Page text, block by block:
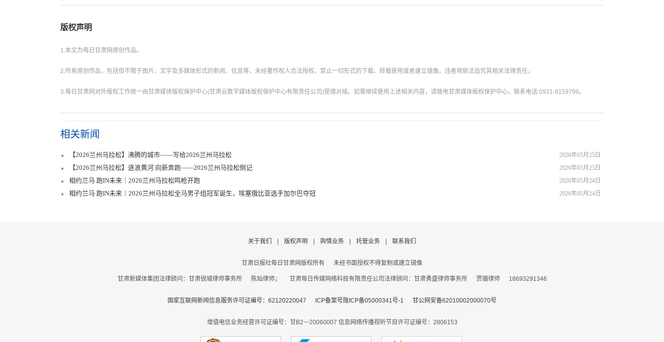
版权声明
1.本文为每日甘肃网原创作品。
2.所有原创作品，包括但不限于图片、文字及多媒体形式的新闻、信息等，未经著作权人合法授权，禁止一切形式的下载、转载使用或者建立镜像。违者将依法追究其相关法律责任。
3.每日甘肃网对外版权工作统一由甘肃媒体版权保护中心(甘肃云数字媒体版权保护中心有限责任公司)受理对接。如需继续使用上述相关内容，请致电甘肃媒体版权保护中心，联系电话:0931-8159799。
相关新闻
2026年05月25日
【2026兰州马拉松】沸腾的城市——写给2026兰州马拉松
2026年05月25日
【2026兰州马拉松】逐浪黄河 向新奔跑——2026兰州马拉松侧记
2026年05月24日
相约兰马 跑IN未来｜2026兰州马拉松鸣枪开跑
2026年05月24日
相约兰马 跑IN未来｜2026兰州马拉松全马男子组冠军诞生，埃塞俄比亚选手加尔巴夺冠
关于我们 版权声明 舆情业务 托管业务 联系我们
甘肃日报社每日甘肃网版权所有 未经书面授权不得复制或建立镜像
甘肃新媒体集团法律顾问：甘肃锐城律师事务所 陈灿律师； 甘肃每日传媒网络科技有限责任公司法律顾问：甘肃勇盛律师事务所 贾璐律师 18693291346
国家互联网新闻信息服务许可证编号：62120220047 ICP备案号陇ICP备05000341号-1 甘公网安备62010002000070号
增值电信业务经营许可证编号：甘B2－20060007 信息网络传播视听节目许可证编号：2806153